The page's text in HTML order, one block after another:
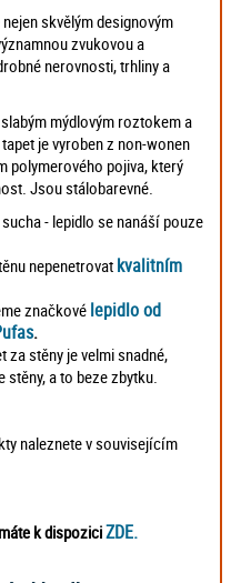
skvělým designovým
zvukovou a
nerovnosti, trhliny a
mýdlovým roztokem a
je vyroben z non-wonen
polymerového pojiva, který
Jsou stálobarevné.
- lepidlo se nanáší pouze
nepenetrovatkvalitním
značkové lepidlo od
.
za stěny je velmi snadné,
a to beze zbytku.
naleznete v souvisejícím
k dispoziciZDE.